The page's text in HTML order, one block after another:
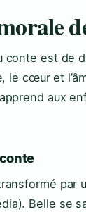
conte est de
le cœur et
aux
par
Belle se